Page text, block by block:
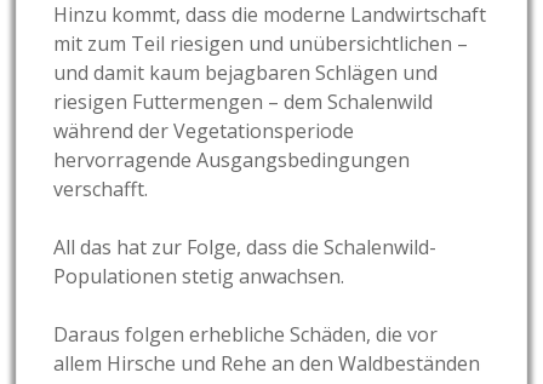
Hinzu kommt, dass die moderne Landwirtschaft
mit zum Teil riesigen und unübersichtlichen –
und damit kaum bejagbaren Schlägen und
riesigen Futtermengen – dem Schalenwild
während der Vegetationsperiode
hervorragende Ausgangsbedingungen
verschafft.
All das hat zur Folge, dass die Schalenwild-
Populationen stetig anwachsen.
Daraus folgen erhebliche Schäden, die vor
allem Hirsche und Rehe an den Waldbeständen